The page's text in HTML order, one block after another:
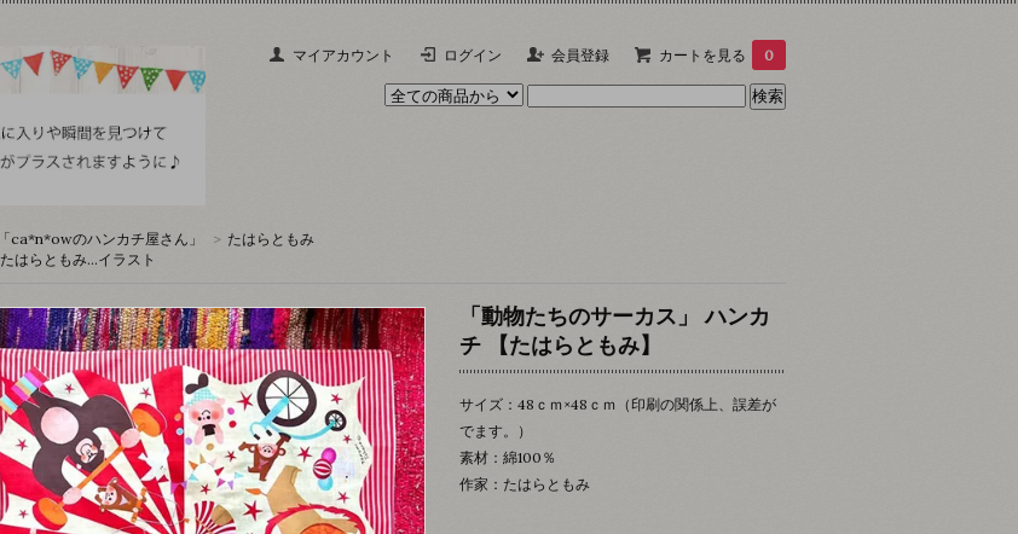
マイアカウント ログイン 会員登録 カートを見る 0
「ca*n*owのハンカチ屋さん」 > たはらともみ
たはらともみ…イラスト
「動物たちのサーカス」 ハンカ
チ 【たはらともみ】
サイズ：48ｃｍ×48ｃｍ（印刷の関係上、誤差が
でます。）
素材：綿100％
作家：たはらともみ